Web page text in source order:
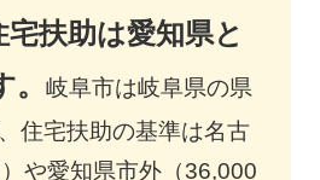
扶助は愛知県と
。岐阜市は岐阜県の県
住宅扶助の基準は名古
や愛知県市外（36,000